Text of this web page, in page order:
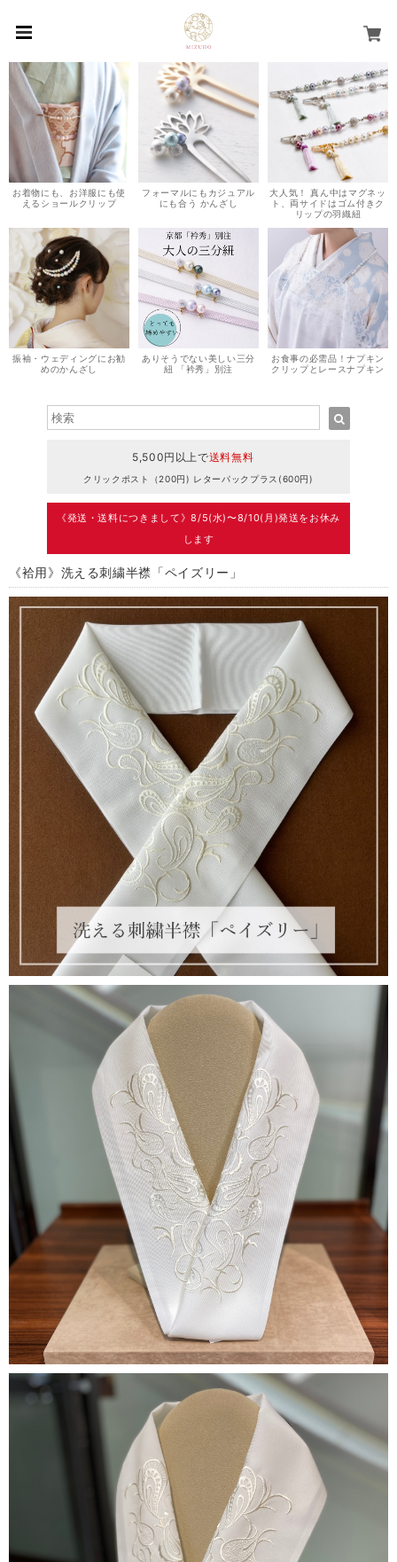
お着物にも、お洋服にも使
えるショールクリップ
フォーマルにもカジュアル
にも合う かんざし
大人気！ 真ん中はマグネッ
ト、両サイドはゴム付きク
リップの羽織紐
振袖・ウェディングにお勧
めのかんざし
ありそうでない美しい三分
紐 「衿秀」別注
お食事の必需品！ナプキン
クリップとレースナプキン
5,500円以上で送料無料
クリックポスト（200円) レターパックプラス(600円)
《発送・送料につきまして》8/5(水)〜8/10(月)発送をお休み
します
《袷用》洗える刺繍半襟「ペイズリー」